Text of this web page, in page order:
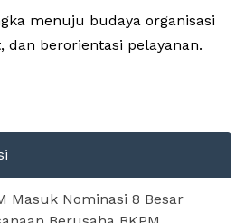
menuju budaya organisasi
, dan berorientasi pelayanan.
Masuk Nominasi 8 Besar